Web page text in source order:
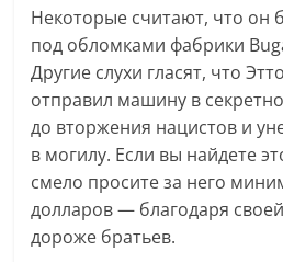
Некоторые считают, что он
под обломками фабрики
Другие слухи гласят, что
отправил машину в
до вторжения нацистов и
в могилу. Если вы найдете
смело просите за него
долларов — благодаря
дороже братьев.